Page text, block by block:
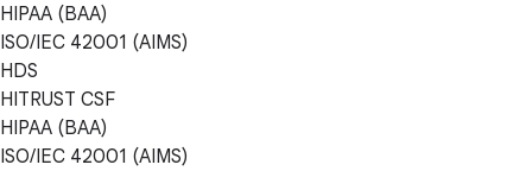
HIPAA (BAA)
ISO/IEC 42001 (AIMS)
HDS
HITRUST CSF
HIPAA (BAA)
ISO/IEC 42001 (AIMS)